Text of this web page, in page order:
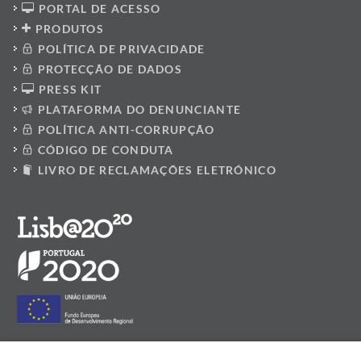
PORTAL DE ACESSO
PRODUTOS
POLÍTICA DE PRIVACIDADE
PROTECÇÃO DE DADOS
PRESS KIT
PLATAFORMA DO DENUNCIANTE
POLÍTICA ANTI-CORRUPÇÃO
CÓDIGO DE CONDUTA
LIVRO DE RECLAMAÇÕES ELETRÓNICO